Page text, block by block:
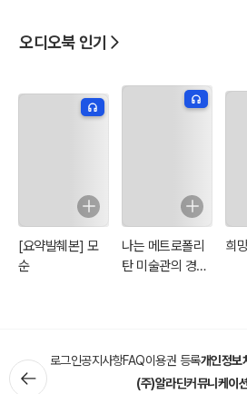
오디오북 인기
[요약발췌본] 모
순
나는 메트로폴리
탄 미술관의 경비
희망
로그인공지사항FAQ이용권 등록개인정보
(주)알라딘커뮤니케이